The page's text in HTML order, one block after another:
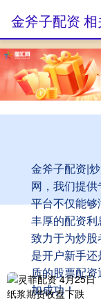
金斧子配资|
网，我们提
平台不仅能
丰厚的配资
致力于为炒
是开户新手
质的股票配
加成功！
金斧子配资